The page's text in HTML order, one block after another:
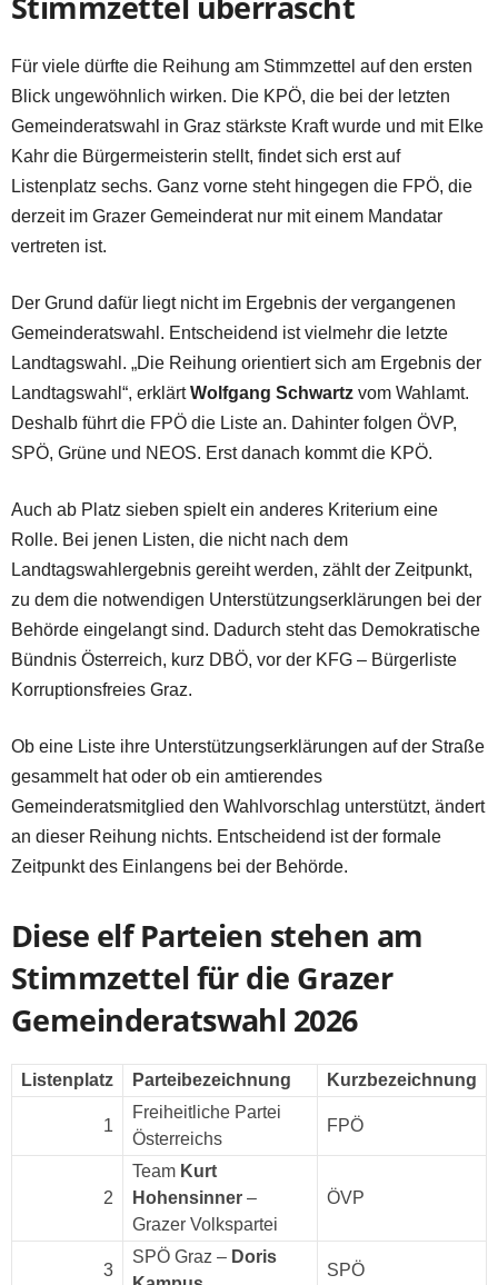
Für viele dürfte die Reihung am Stimmzettel auf den ersten
Blick ungewöhnlich wirken. Die KPÖ, die bei der letzten
Gemeinderatswahl in Graz stärkste Kraft wurde und mit Elke
Kahr die Bürgermeisterin stellt, findet sich erst auf
Listenplatz sechs. Ganz vorne steht hingegen die FPÖ, die
derzeit im Grazer Gemeinderat nur mit einem Mandatar
vertreten ist.
Der Grund dafür liegt nicht im Ergebnis der vergangenen
Gemeinderatswahl. Entscheidend ist vielmehr die letzte
Landtagswahl. „Die Reihung orientiert sich am Ergebnis der
Landtagswahl“, erklärtWolfgang Schwartz vom Wahlamt.
Deshalb führt die FPÖ die Liste an. Dahinter folgen ÖVP,
SPÖ, Grüne und NEOS. Erst danach kommt die KPÖ.
Auch ab Platz sieben spielt ein anderes Kriterium eine
Rolle. Bei jenen Listen, die nicht nach dem
Landtagswahlergebnis gereiht werden, zählt der Zeitpunkt,
zu dem die notwendigen Unterstützungserklärungen bei der
Behörde eingelangt sind. Dadurch steht das Demokratische
Bündnis Österreich, kurz DBÖ, vor der KFG – Bürgerliste
Korruptionsfreies Graz.
Ob eine Liste ihre Unterstützungserklärungen auf der Straße
gesammelt hat oder ob ein amtierendes
Gemeinderatsmitglied den Wahlvorschlag unterstützt, ändert
an dieser Reihung nichts. Entscheidend ist der formale
Zeitpunkt des Einlangens bei der Behörde.
Diese elf Parteien stehen am
Stimmzettel für die Grazer
Gemeinderatswahl 2026
Listenplatz Parteibezeichnung Kurzbezeichnung
1
Freiheitliche Partei
Österreichs
FPÖ
2
Team Kurt
Hohensinner –
Grazer Volkspartei
ÖVP
3
SPÖ Graz – Doris
SPÖ